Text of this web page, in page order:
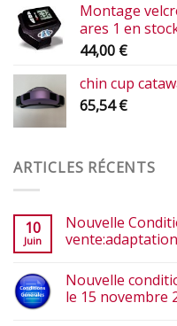
Montage
ares 1 en
44,00 €
chin cup
65,54€
ARTICLES RÉCENTS
10
Juin
Nouvelle
Nouvelle
le 15 novembre